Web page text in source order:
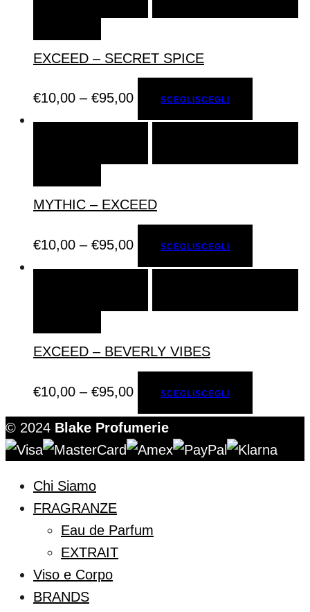
EXCEED – SECRET SPICE
€10,00 – €95,00 SCEGLISCEGLI
MYTHIC – EXCEED
€10,00 – €95,00 SCEGLISCEGLI
EXCEED – BEVERLY VIBES
€10,00 – €95,00 SCEGLISCEGLI
© 2024 Blake Profumerie
Chi Siamo
FRAGRANZE
Eau de Parfum
EXTRAIT
Viso e Corpo
BRANDS